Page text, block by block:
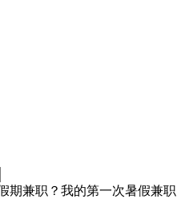
期兼职？我的第一次暑假兼职